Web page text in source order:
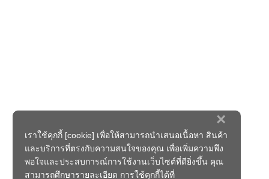
×
เราใช้คุกกี้ [cookie] เพื่อให้สามารถนำเสนอเนื้อหา สินค้า
และบริการที่ตรงกับความสนใจของคุณ เพื่อเพิ่มความพึง
พอใจและประสบการณ์การใช้งานเว็บไซต์ที่ดียิ่งขึ้น คุณ
สามารถศึกษารายละเอียด การใช้คุกกี้ได้ที่